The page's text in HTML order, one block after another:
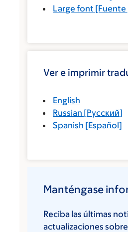
Large font [Fuente
Ver e imprimir
English
Russian [Русский]
Spanish [Español]
Manténgase
Reciba las últimas
actualizaciones